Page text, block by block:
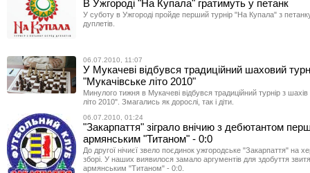
В Ужгороді "На Купала" гратимуть у петанк
У суботу в Ужгороді пройде перший турнір "На Купала" з
дуплетів.
06.07.2010, 11:07
У Мукачеві відбувся традиційний шаховий
"Мукачівське літо 2010"
Минулого тижня в Мукачеві відбувся традиційний турнір з
літо 2010". Змагались як дорослі, так і діти.
06.07.2010, 01:24
"Закарпаття" зіграло внічию з дебютантом
армянським "Титаном" - 0:0
До другої нічиєї звело поєдинок ужгородське "Закарпаття" на
зборі. У наших виявилося замало аргументів для здобуття
армянським "Титаном" - 0:0.